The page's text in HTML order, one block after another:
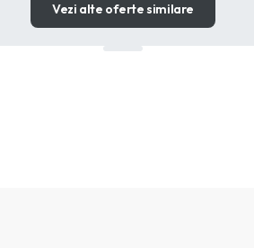
Vezi alte oferte similare